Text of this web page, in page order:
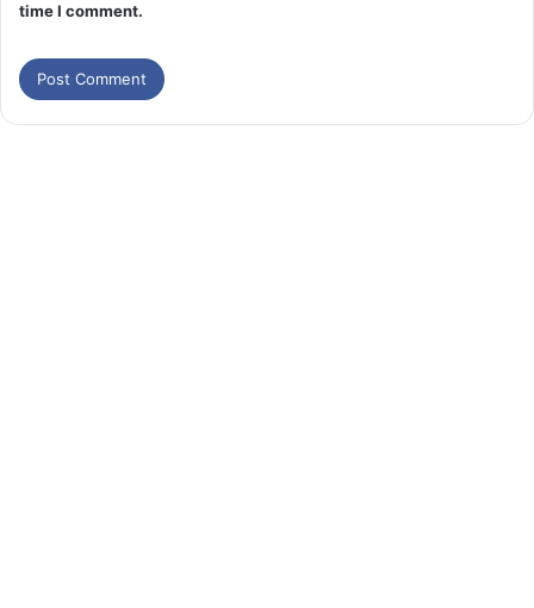
time I comment.